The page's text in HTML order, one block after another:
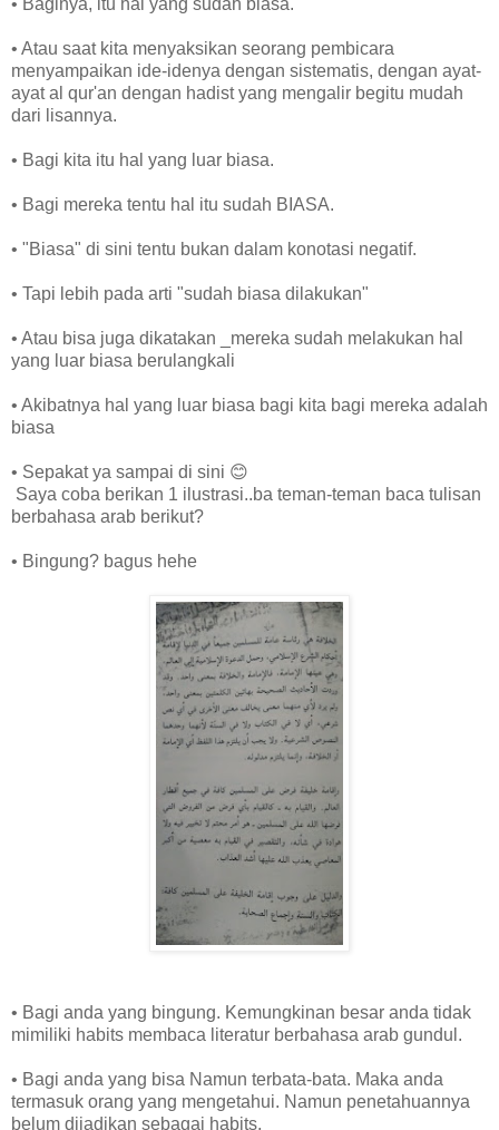
• Baginya, itu hal yang sudah biasa.
• Atau saat kita menyaksikan seorang pembicara
menyampaikan ide-idenya dengan sistematis, dengan ayat-
ayat al qur'an dengan hadist yang mengalir begitu mudah
dari lisannya.
• Bagi kita itu hal yang luar biasa.
• Bagi mereka tentu hal itu sudah BIASA.
• "Biasa" di sini tentu bukan dalam konotasi negatif.
• Tapi lebih pada arti "sudah biasa dilakukan"
• Atau bisa juga dikatakan _mereka sudah melakukan hal
yang luar biasa berulangkali
• Akibatnya hal yang luar biasa bagi kita bagi mereka adalah
biasa
• Sepakat ya sampai di sini 😊
Saya coba berikan 1 ilustrasi..ba teman-teman baca tulisan
berbahasa arab berikut?
• Bingung? bagus hehe
• Bagi anda yang bingung. Kemungkinan besar anda tidak
mimiliki habits membaca literatur berbahasa arab gundul.
• Bagi anda yang bisa Namun terbata-bata. Maka anda
termasuk orang yang mengetahui. Namun penetahuannya
belum dijadikan sebagai habits.